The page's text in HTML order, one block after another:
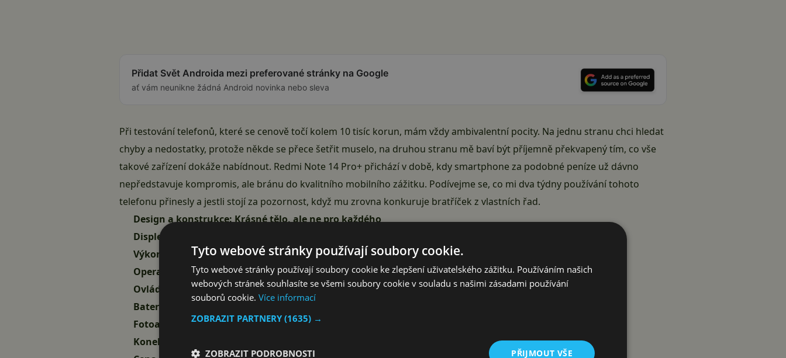
Přidat Svět Androida mezi preferované stránky na Google
ať vám neunikne žádná Android novinka nebo sleva
Při testování telefonů, které se cenově točí kolem 10 tisíc korun, mám vždy ambivalentní pocity. Na jednu stranu chci hledat
chyby a nedostatky, protože někde se přece šetřit muselo, na druhou stranu mě baví být příjemně překvapený tím, co vše
takové zařízení dokáže nabídnout. Redmi Note 14 Pro+ přichází v době, kdy smartphone za podobné peníze už dávno
nepředstavuje kompromis, ale bránu do kvalitního mobilního zážitku. Podívejme se, co mi dva týdny používání tohoto
telefonu přinesly a jestli stojí za pozornost, když mu zrovna konkuruje bratříček z vlastních řad.
Design a konstrukce: Krásné tělo, ale ne pro každého
Displej: Sluneční svit mu neuškodí
Výkon: Dobrý, ale bratříček umí lépe
Operační systém a umělá inteligence: Zastaralý, přesto schopný
Ovládácí prvky hodné vlajkové lodě
Baterie, která překvapí výdrží i rychlostí
Fotoaparáty: když se papír střetne s realitou
Konektivita: Nic nechybí, ale ani neoslní
Tyto webové stránky používají soubory cookie.
Tyto webové stránky používají soubory cookie ke zlepšení uživatelského zážitku. Používáním našich
webových stránek souhlasíte se všemi soubory cookie v souladu s našimi zásadami používání
souborů cookie. Více informací
ZOBRAZIT PARTNERY(1635) →
PŘIJMOUT VŠE
ZOBRAZIT PODROBNOSTI